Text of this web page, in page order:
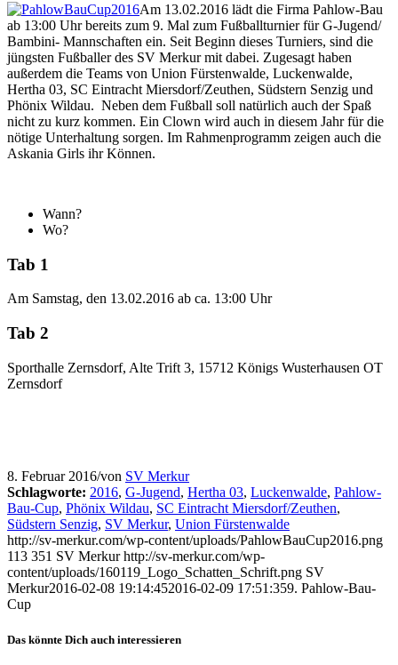
Am 13.02.2016 lädt die Firma Pahlow-Bau
ab 13:00 Uhr bereits zum 9. Mal zum Fußballturnier für G-Jugend/
Bambini- Mannschaften ein. Seit Beginn dieses Turniers, sind die
jüngsten Fußballer des SV Merkur mit dabei. Zugesagt haben
außerdem die Teams von Union Fürstenwalde, Luckenwalde,
Hertha 03, SC Eintracht Miersdorf/Zeuthen, Südstern Senzig und
Phönix Wildau. Neben dem Fußball soll natürlich auch der Spaß
nicht zu kurz kommen. Ein Clown wird auch in diesem Jahr für die
nötige Unterhaltung sorgen. Im Rahmenprogramm zeigen auch die
Askania Girls ihr Können.
Wann?
Wo?
Tab 1
Am Samstag, den 13.02.2016 ab ca. 13:00 Uhr
Tab 2
Sporthalle Zernsdorf, Alte Trift 3, 15712 Königs Wusterhausen OT
Zernsdorf
8. Februar 2016/von SV Merkur
Schlagworte: 2016, G-Jugend, Hertha 03, Luckenwalde, Pahlow-
Bau-Cup, Phönix Wildau, SC Eintracht Miersdorf/Zeuthen,
Südstern Senzig, SV Merkur, Union Fürstenwalde
http://sv-merkur.com/wp-content/uploads/PahlowBauCup2016.png
113 351 SV Merkur http://sv-merkur.com/wp-
content/uploads/160119_Logo_Schatten_Schrift.png SV
Merkur2016-02-08 19:14:452016-02-09 17:51:359. Pahlow-Bau-
Cup
Das könnte Dich auch interessieren